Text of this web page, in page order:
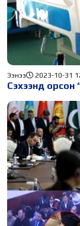
Сэхээнд орсон
Ээнээ 2023-10-31